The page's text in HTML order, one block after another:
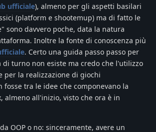
ufficiale), almeno per gli aspetti basilari
(platform e shootemup) ma di fatto le
sono davvero poche, data la natura
Inoltre la fonte di conoscenza più
. Certo una guida passo passo per
di turno non esiste ma credo che l'utilizzo
per la realizzazione di giochi
fosse tra le idee che componevano la
almeno all'inizio, visto che ora è in
OOP o no: sinceramente, avere un